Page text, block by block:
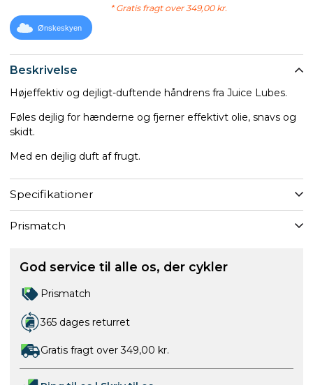
Beskrivelse
Højeffektiv og dejligt-duftende håndrens fra Juice Lubes.
Føles dejlig for hænderne og fjerner effektivt olie, snavs og
skidt.
Med en dejlig duft af frugt.
Specifikationer
Prismatch
* Gratis fragt over 349,00 kr.
Ønskeskyen
God service til alle os, der cykler
Prismatch
365 dages returret
Gratis fragt over 349,00 kr.